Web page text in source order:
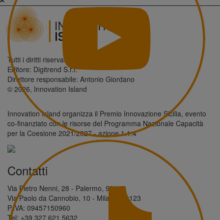
Tutti i diritti riservati.
Editore: Digitrend S.r.l.
Direttore responsabile: Antonio Giordano
© 2026, Innovation Island
Innovation Island organizza il Premio Innovazione Sicilia, evento
co-finanziato con le risorse del Programma Nazionale Capacità
per la Coesione 2021/2027 - azione 1.1.4
Contatti
Via Pietro Nenni, 28 - Palermo, 90146
Via Paolo da Cannobio, 10 - Milano, 20123
P.IVA: 09457150960
Tel: +39 327 621 5632